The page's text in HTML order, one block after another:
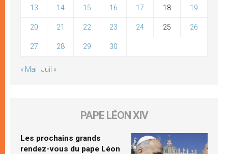
13 14 15 16 17 18 19
20 21 22 23 24 25 26
27 28 29 30
« Mai Juil »
PAPE LÉON XIV
Les prochains grands
rendez-vous du pape Léon